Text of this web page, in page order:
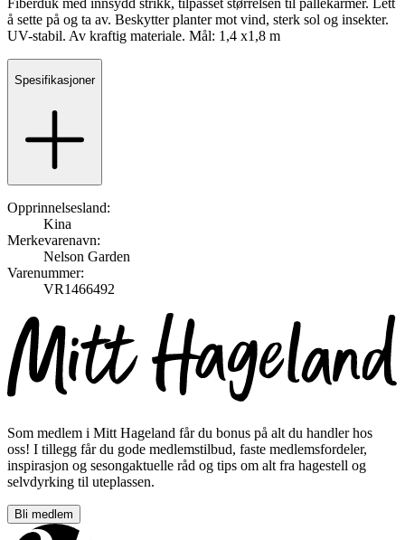
Fiberduk med innsydd strikk, tilpasset størrelsen til pallekarmer. Lett
å sette på og ta av. Beskytter planter mot vind, sterk sol og insekter.
UV-stabil. Av kraftig materiale. Mål: 1,4 x1,8 m
Spesifikasjoner
Opprinnelsesland:
Kina
Merkevarenavn:
Nelson Garden
Varenummer:
VR1466492
Som medlem i Mitt Hageland får du bonus på alt du handler hos
oss! I tillegg får du gode medlemstilbud, faste medlemsfordeler,
inspirasjon og sesongaktuelle råd og tips om alt fra hagestell og
selvdyrking til uteplassen.
Bli medlem